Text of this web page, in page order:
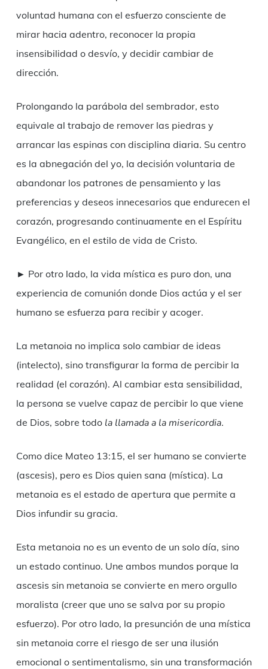
voluntad humana con el esfuerzo consciente de
mirar hacia adentro, reconocer la propia
insensibilidad o desvío, y decidir cambiar de
dirección.
Prolongando la parábola del sembrador, esto
equivale al trabajo de remover las piedras y
arrancar las espinas con disciplina diaria. Su centro
es la abnegación del yo, la decisión voluntaria de
abandonar los patrones de pensamiento y las
preferencias y deseos innecesarios que endurecen el
corazón, progresando continuamente en el Espíritu
Evangélico, en el estilo de vida de Cristo.
► Por otro lado, la vida mística es puro don, una
experiencia de comunión donde Dios actúa y el ser
humano se esfuerza para recibir y acoger.
La metanoia no implica solo cambiar de ideas
(intelecto), sino transfigurar la forma de percibir la
realidad (el corazón). Al cambiar esta sensibilidad,
la persona se vuelve capaz de percibir lo que viene
de Dios, sobre todo la llamada a la misericordia.
Como dice Mateo 13:15, el ser humano se convierte
(ascesis), pero es Dios quien sana (mística). La
metanoia es el estado de apertura que permite a
Dios infundir su gracia.
Esta metanoia no es un evento de un solo día, sino
un estado continuo. Une ambos mundos porque la
ascesis sin metanoia se convierte en mero orgullo
moralista (creer que uno se salva por su propio
esfuerzo). Por otro lado, la presunción de una mística
sin metanoia corre el riesgo de ser una ilusión
emocional o sentimentalismo, sin una transformación